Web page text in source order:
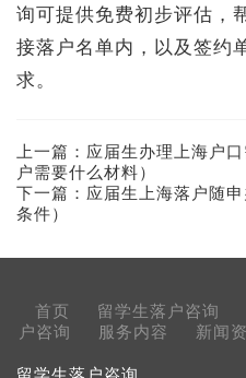
询可提供免费初步评估，
接落户名单内，以及签约
求。
上一篇： 应届生办理上海户
户需要什么材料）
下一篇： 应届生上海落户随
条件）
首页 留学生落户咨询
户咨询
服务内容 新闻